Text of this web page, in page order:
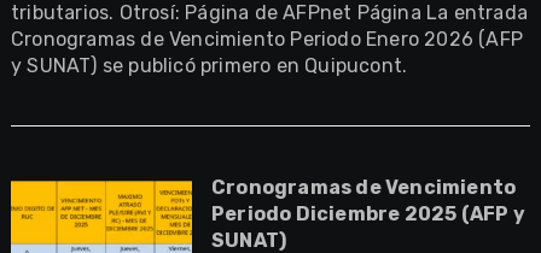
tributarios. Otrosí: Página de AFPnet Página La entrada
Cronogramas de Vencimiento Periodo Enero 2026 (AFP
y SUNAT) se publicó primero en Quipucont.
Cronogramas de Vencimiento
Periodo Diciembre 2025 (AFP y
SUNAT)